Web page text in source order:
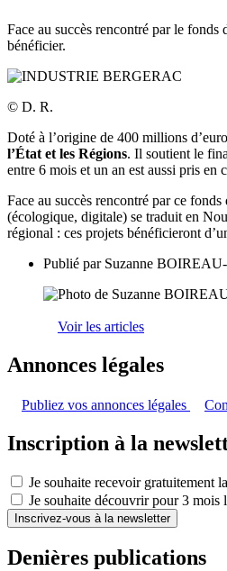
Face au succès rencontré par le
bénéficier.
© D. R.
Doté à l’origine de 400 millions
l’État et les Régions. Il soutient le
entre 6 mois et un an est aussi pris en
Face au succès rencontré par ce
(écologique, digitale) se traduit en
régional : ces projets bénéficieront
Publié par Suzanne
Voir les articles
Annonces légales
Publiez vos annonces légales
Inscription à la
Je souhaite recevoir gratuitement
Je souhaite découvrir pour 3 mois
Inscrivez-vous à la newsletter
Denières publications